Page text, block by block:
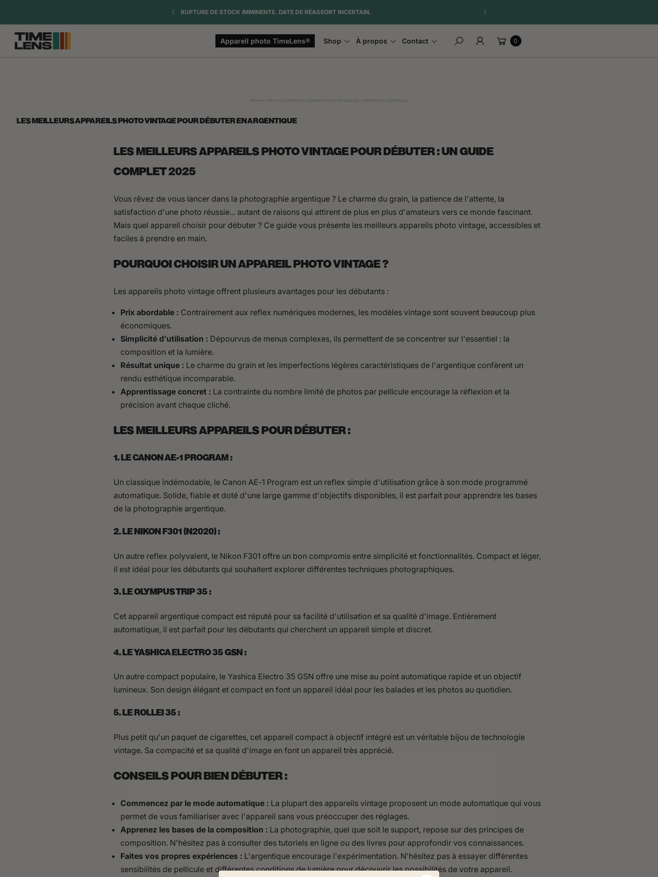
RUPTURE DE STOCK IMMINENTE. DATE DE RÉASSORT INCERTAIN. ☀️ OFFRE D’ÉTÉ — 1 APPAREIL ACHETÉ = 1 SANGLE OFFERTE
Appareil photo TimeLens® Shop À propos Contact
Cerca
Carrello
0
Home Infos Les Meilleurs Appareils Photo Vintage pour Débuter en Argentique
LES MEILLEURS APPAREILS PHOTO VINTAGE POUR DÉBUTER EN ARGENTIQUE
LES MEILLEURS APPAREILS PHOTO VINTAGE POUR DÉBUTER : UN GUIDE
COMPLET 2025
Vous rêvez de vous lancer dans la photographie argentique ? Le charme du grain, la patience de l'attente, la
satisfaction d'une photo réussie... autant de raisons qui attirent de plus en plus d'amateurs vers ce monde fascinant.
Mais quel appareil choisir pour débuter ? Ce guide vous présente les meilleurs appareils photo vintage, accessibles et
faciles à prendre en main.
POURQUOI CHOISIR UN APPAREIL PHOTO VINTAGE ?
Les appareils photo vintage offrent plusieurs avantages pour les débutants :
Prix abordable : Contrairement aux reflex numériques modernes, les modèles vintage sont souvent beaucoup plus
économiques.
Simplicité d'utilisation : Dépourvus de menus complexes, ils permettent de se concentrer sur l'essentiel : la
composition et la lumière.
Résultat unique : Le charme du grain et les imperfections légères caractéristiques de l'argentique confèrent un
rendu esthétique incomparable.
Apprentissage concret : La contrainte du nombre limité de photos par pellicule encourage la réflexion et la
précision avant chaque cliché.
LES MEILLEURS APPAREILS POUR DÉBUTER :
1. LE CANON AE-1 PROGRAM :
Un classique indémodable, le Canon AE-1 Program est un reflex simple d'utilisation grâce à son mode programmé
automatique. Solide, fiable et doté d'une large gamme d'objectifs disponibles, il est parfait pour apprendre les bases
de la photographie argentique.
2. LE NIKON F301 (N2020) :
Un autre reflex polyvalent, le Nikon F301 offre un bon compromis entre simplicité et fonctionnalités. Compact et léger,
il est idéal pour les débutants qui souhaitent explorer différentes techniques photographiques.
3. LE OLYMPUS TRIP 35 :
Cet appareil argentique compact est réputé pour sa facilité d'utilisation et sa qualité d'image. Entièrement
automatique, il est parfait pour les débutants qui cherchent un appareil simple et discret.
4. LE YASHICA ELECTRO 35 GSN :
Un autre compact populaire, le Yashica Electro 35 GSN offre une mise au point automatique rapide et un objectif
lumineux. Son design élégant et compact en font un appareil idéal pour les balades et les photos au quotidien.
5. LE ROLLEI 35 :
Plus petit qu'un paquet de cigarettes, cet appareil compact à objectif intégré est un véritable bijou de technologie
vintage. Sa compacité et sa qualité d'image en font un appareil très apprécié.
CONSEILS POUR BIEN DÉBUTER :
Commencez par le mode automatique : La plupart des appareils vintage proposent un mode automatique qui vous
permet de vous familiariser avec l'appareil sans vous préoccuper des réglages.
Apprenez les bases de la composition : La photographie, quel que soit le support, repose sur des principes de
composition. N'hésitez pas à consulter des tutoriels en ligne ou des livres pour approfondir vos connaissances.
Faites vos propres expériences : L'argentique encourage l'expérimentation. N'hésitez pas à essayer différentes
sensibilités de pellicule et différentes conditions de lumière pour découvrir les possibilités de votre appareil.